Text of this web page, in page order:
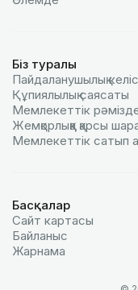
Біз туралы
Пайдаланушылық
Құпиялылық саясаты
Мемлекеттік
Жемқорлыққа қарсы
Мемлекеттік сатып
Басқалар
Сайт картасы
Байланыс
Жарнама